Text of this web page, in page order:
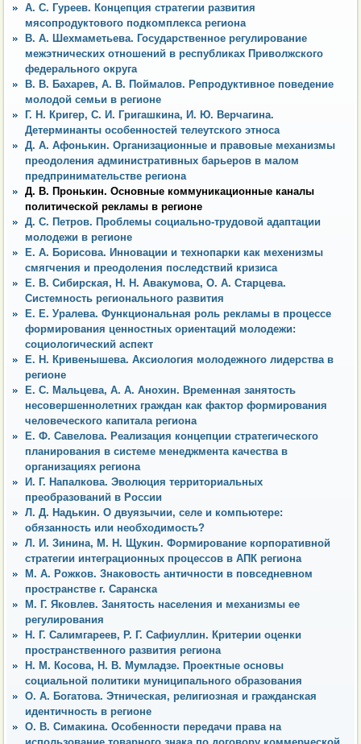
А. С. Гуреев. Концепция стратегии развития
мясопродуктового подкомплекса региона
В. А. Шехмаметьева. Государственное регулирование
межэтнических отношений в республиках Приволжского
федерального округа
В. В. Бахарев, А. В. Поймалов. Репродуктивное поведение
молодой семьи в регионе
Г. Н. Кригер, С. И. Григашкина, И. Ю. Верчагина.
Детерминанты особенностей телеутского этноса
Д. А. Афонькин. Организационные и правовые механизмы
преодоления административных барьеров в малом
предпринимательстве региона
Д. В. Пронькин. Основные коммуникационные каналы
политической рекламы в регионе
Д. С. Петров. Проблемы социально-трудовой адаптации
молодежи в регионе
Е. А. Борисова. Инновации и технопарки как мехенизмы
смягчения и преодоления последствий кризиса
Е. В. Сибирская, Н. Н. Авакумова, О. А. Старцева.
Системность регионального развития
Е. Е. Уралева. Функциональная роль рекламы в процессе
формирования ценностных ориентаций молодежи:
социологический аспект
Е. Н. Кривенышева. Аксиология молодежного лидерства в
регионе
Е. С. Мальцева, А. А. Анохин. Временная занятость
несовершеннолетних граждан как фактор формирования
человеческого капитала региона
Е. Ф. Савелова. Реализация концепции стратегического
планирования в системе менеджмента качества в
организациях региона
И. Г. Напалкова. Эволюция территориальных
преобразований в России
Л. Д. Надькин. О двуязычии, селе и компьютере:
обязанность или необходимость?
Л. И. Зинина, М. Н. Щукин. Формирование корпоративной
стратегии интеграционных процессов в АПК региона
М. А. Рожков. Знаковость античности в повседневном
пространстве г. Саранска
М. Г. Яковлев. Занятость населения и механизмы ее
регулирования
Н. Г. Салимгареев, Р. Г. Сафиуллин. Критерии оценки
пространственного развития региона
Н. М. Косова, Н. В. Мумладзе. Проектные основы
социальной политики муниципального образования
О. А. Богатова. Этническая, религиозная и гражданская
идентичность в регионе
О. В. Симакина. Особенности передачи права на
использование товарного знака по договору коммерческой